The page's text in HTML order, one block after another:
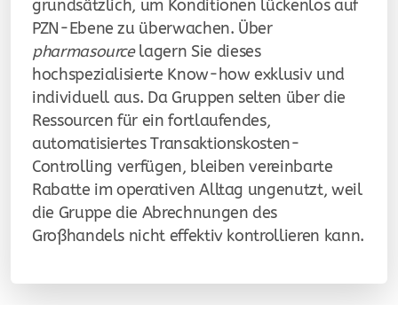
grundsätzlich, um Konditionen lückenlos auf
PZN-Ebene zu überwachen. Über
pharmasourcelagern Sie dieses
hochspezialisierte Know-how exklusiv und
individuell aus. Da Gruppen selten über die
Ressourcen für ein fortlaufendes,
automatisiertes Transaktionskosten-
Controlling verfügen, bleiben vereinbarte
Rabatte im operativen Alltag ungenutzt, weil
die Gruppe die Abrechnungen des
Großhandels nicht effektiv kontrollieren kann.